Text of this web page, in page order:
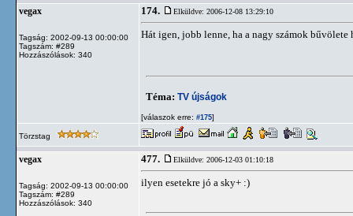
vegax
Tagság: 2002-09-13 00:00:00
Tagszám: #289
Hozzászólások: 340
174. Elküldve: 2006-12-08 13:29:10
Hát igen, jobb lenne, ha a nagy számok
Téma: TV újságok
[válaszok erre: #175]
Törzstag
vegax
Tagság: 2002-09-13 00:00:00
Tagszám: #289
Hozzászólások: 340
477. Elküldve: 2006-12-03 01:10:18
ilyen esetekre jó a sky+ :)